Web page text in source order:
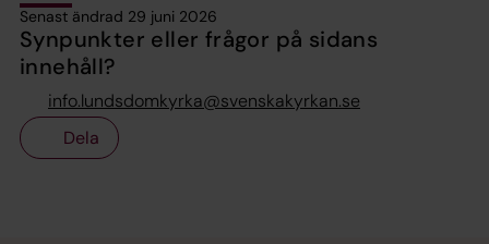
Senast ändrad 29 juni 2026
Synpunkter eller frågor på sidans
innehåll?
info.lundsdomkyrka@svenskakyrkan.se
Dela